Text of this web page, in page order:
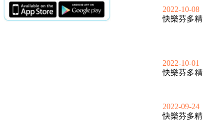
2022-10-08
快樂芬多精
2022-10-01
快樂芬多精
2022-09-24
快樂芬多精